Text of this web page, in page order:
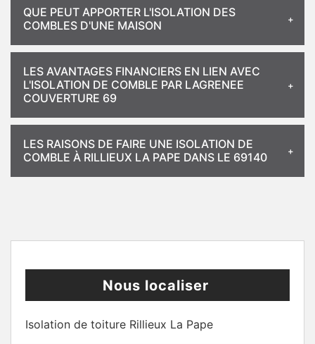
QUE PEUT APPORTER L'ISOLATION DES
COMBLES D'UNE MAISON
LES AVANTAGES FINANCIERS EN LIEN AVEC
L'ISOLATION DE COMBLE PAR LAGRENEE
COUVERTURE 69
LES RAISONS DE FAIRE UNE ISOLATION DE
COMBLE À RILLIEUX LA PAPE DANS LE 69140
Nous localiser
Isolation de toiture Rillieux La Pape